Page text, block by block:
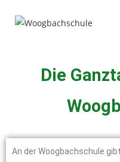
Die
An der Woogbachschule